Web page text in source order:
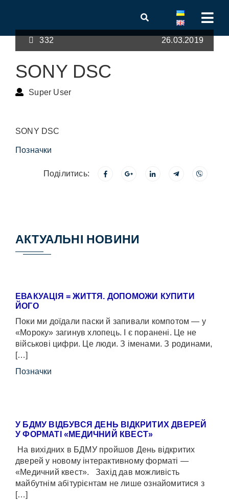
332 26.03.2019
SONY DSC
Super User
SONY DSC
Позначки
Поділитись:
АКТУАЛЬНІ НОВИНИ
ЕВАКУАЦІЯ = ЖИТТЯ. ДОПОМОЖИ КУПИТИ
ЙОГО
Поки ми доїдали паски й запивали компотом — у
«Мороку» загинув хлопець. І є поранені. Це не
військові цифри. Це люди. З іменами. З родинами,
[…]
Позначки
У БДМУ ВІДБУВСЯ ДЕНЬ ВІДКРИТИХ ДВЕРЕЙ
У ФОРМАТІ «МЕДИЧНИЙ КВЕСТ»
На вихідних в БДМУ пройшов День відкритих
дверей у новому інтерактивному форматі —
«Медичний квест». Захід дав можливість
майбутнім абітурієнтам не лише ознайомитися з
[…]